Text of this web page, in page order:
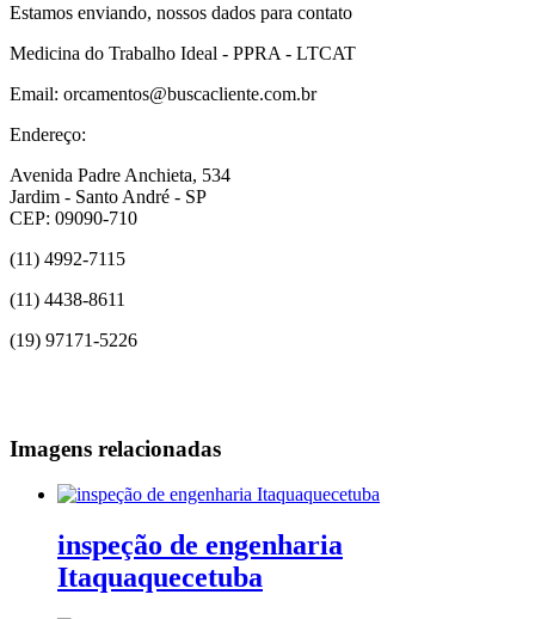
Estamos enviando, nossos dados para contato
Medicina do Trabalho Ideal - PPRA - LTCAT
Email: orcamentos@buscacliente.com.br
Endereço:
Avenida Padre Anchieta, 534
Jardim - Santo André - SP
CEP: 09090-710
(11) 4992-7115
(11) 4438-8611
(19) 97171-5226
Imagens relacionadas
inspeção de engenharia
Itaquaquecetuba